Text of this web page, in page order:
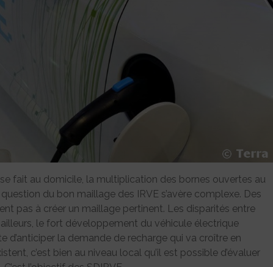
se fait au domicile, la multiplication des bornes ouvertes au
du bon maillage des IRVE s’avère complexe. Des
pas à créer un maillage pertinent. Les disparités entre
le fort développement du véhicule électrique
d’anticiper la demande de recharge qui va croître en
c’est bien au niveau local qu’il est possible d’évaluer